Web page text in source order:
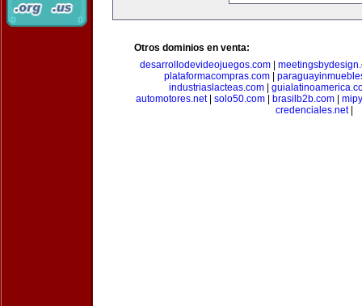
Otros dominios en venta:
desarrollodevideojuegos.com
plataformacompras.com
industriaslacteas.com
automotores.net| solo50.com brasilb2b.com
credenciales.net|